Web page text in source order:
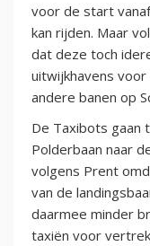
voor de start
kan rijden. Maar
dat deze toch
uitwijkhavens
andere banen op
De Taxibots gaan
Polderbaan naar
volgens Prent
van de
daarmee minder
taxiën voor